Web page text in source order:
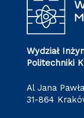
Wydział
Politechniki
Al Jana
31-864